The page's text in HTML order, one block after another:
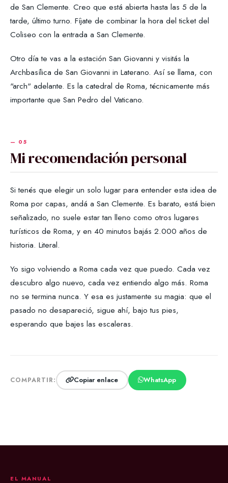
de San Clemente. Creo que está abierta hasta las 5 de la
tarde, último turno. Fíjate de combinar la hora del ticket del
Coliseo con la entrada a San Clemente.
Otro día te vas a la estación San Giovanni y visitás la
Archbasílica de San Giovanni in Laterano. Así se llama, con
"arch" adelante. Es la catedral de Roma, técnicamente más
importante que San Pedro del Vaticano.
Mi recomendación personal
Si tenés que elegir un solo lugar para entender esta idea de
Roma por capas, andá a San Clemente. Es barato, está bien
señalizado, no suele estar tan lleno como otros lugares
turísticos de Roma, y en 40 minutos bajás 2.000 años de
historia. Literal.
Yo sigo volviendo a Roma cada vez que puedo. Cada vez
descubro algo nuevo, cada vez entiendo algo más. Roma
no se termina nunca. Y esa es justamente su magia: que el
pasado no desapareció, sigue ahí, bajo tus pies,
esperando que bajes las escaleras.
COMPARTIR: Copiar enlace WhatsApp
EL MANUAL